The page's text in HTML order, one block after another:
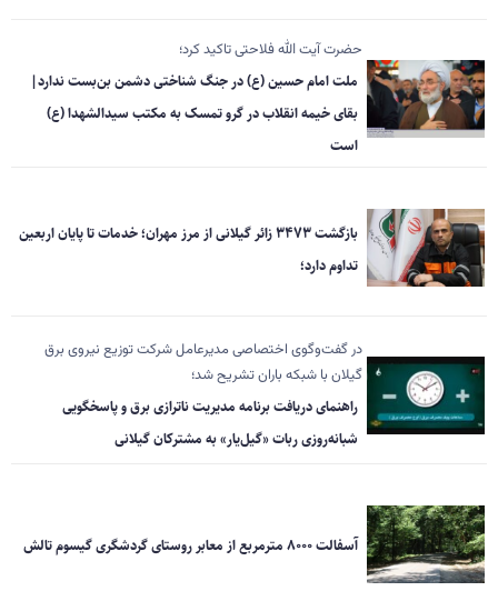
حضرت آیت الله فلاحتی تاکید کرد؛
ملت امام حسین (ع) در جنگ شناختی دشمن بن‌بست ندارد|
بقای خیمه انقلاب در گرو تمسک به مکتب سیدالشهدا (ع)
است
بازگشت ۳۴۷۳ زائر گیلانی از مرز مهران؛ خدمات تا پایان اربعین
تداوم دارد؛
در گفت‌وگوی اختصاصی مدیرعامل شرکت توزیع نیروی برق
گیلان با شبکه باران تشریح شد؛
راهنمای دریافت برنامه مدیریت ناترازی برق و پاسخگویی
شبانه‌روزی ربات «گیل‌یار» به مشترکان گیلانی
آسفالت ۸۰۰۰ مترمربع از معابر روستای گردشگری گیسوم تالش